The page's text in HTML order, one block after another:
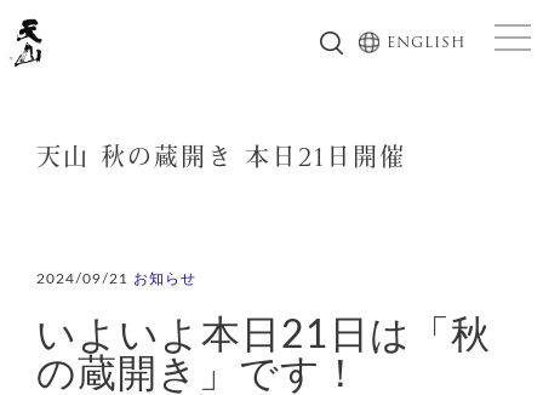
ENGLISH
天山 秋の蔵開き 本日21日開催
2024/09/21 お知らせ
いよいよ本日21日は「秋
の蔵開き」です！